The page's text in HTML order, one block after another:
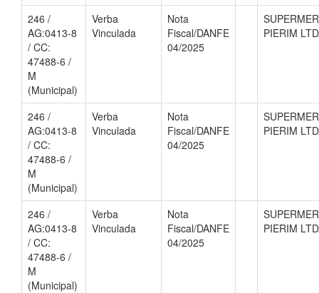
246 /
AG:0413-8
/ CC:
47488-6 /
M
(Municipal)
Verba
Vinculada
Nota
Fiscal/DANFE
04/2025
PIERIM
246 /
AG:0413-8
/ CC:
47488-6 /
M
(Municipal)
Verba
Vinculada
Nota
Fiscal/DANFE
04/2025
PIERIM
246 /
AG:0413-8
/ CC:
47488-6 /
M
(Municipal)
Verba
Vinculada
Nota
Fiscal/DANFE
04/2025
PIERIM